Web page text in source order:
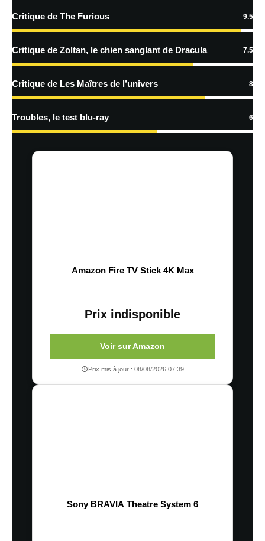
traitées
Critique de The Furious 9.5
Critique de Zoltan, le chien sanglant de Dracula 7.5
Critique de Les Maîtres de l’univers 8
Troubles, le test blu-ray 6
Amazon Fire TV Stick 4K Max
Prix indisponible
Voir sur Amazon
Prix mis à jour : 08/08/2026 07:39
Sony BRAVIA Theatre System 6